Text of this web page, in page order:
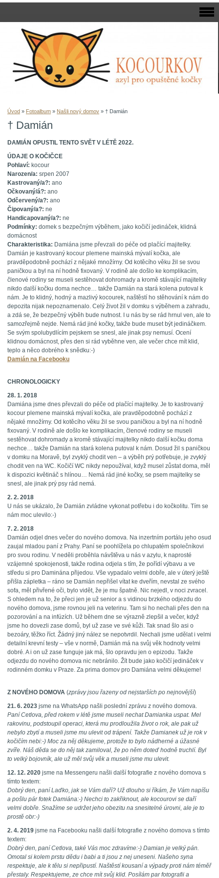
Úvod » Fotoalbum » Našli nový domov » † Damián
† Damián
DAMIÁN OPUSTIL TENTO SVĚT V LÉTĚ 2022.
ÚDAJE O KOČIČCE
Pohlaví: kocour
Narozen/a: srpen 2007
Kastrovaný/a?: ano
Očkovaný/á?: ano
Odčervený/a?: ano
Čipovaný/a?: ne
Handicapovaný/a?: ne
Podmínky: domek s bezpečným výběhem, jako kočičí jedináček, klidná
domácnost
Charakteristika: Damiána jsme převzali do péče od plačící majitelky.
Damián je kastrovaný kocour plemene mainská mývalí kočka, ale
pravděpodobně pochází z nějaké množírny. Od kotěcího věku žil se svou
paničkou a byl na ní hodně fixovaný. V rodině ale došlo ke komplikacím,
členové rodiny se museli sestěhovat dohromady a kromě stávající majitelky
nikdo další kočku doma nechce… takže Damián na stará kolena putoval k
nám. Je to klidný, hodný a mazlivý kocourek, naštěstí ho stěhování k nám do
depozita nijak nepoznamenalo. Celý život žil v domku s výběhem a zahradu,
a zdá se, že bezpečný výběh bude nutnost. I u nás by se rád hrnul ven, ale to
samozřejmě nejde. Nemá rád jiné kočky, takže bude muset být jedináčkem.
Se svým spolubydlícím pejskem se snesl, ale jinak psy nemusí. Ocení
klidnou domácnost, přes den si rád vyběhne ven, ale večer chce mít klid,
teplo a něco dobrého k snědku:-)
Damián na Facebooku
CHRONOLOGICKY
28. 1. 2018
Damiána jsme dnes převzali do péče od plačící majitelky. Je to kastrovaný
kocour plemene mainská mývalí kočka, ale pravděpodobně pochází z
nějaké množírny. Od kotěcího věku žil se svou paničkou a byl na ní hodně
fixovaný. V rodině ale došlo ke komplikacím, členové rodiny se museli
sestěhovat dohromady a kromě stávající majitelky nikdo další kočku doma
nechce… takže Damián na stará kolena putoval k nám. Dosud žil s paničkou
v domku na Moravě, byl zvyklý chodit ven – a výběh prý potřebuje, je zvyklý
chodit ven na WC. Kočičí WC nikdy nepoužíval, když musel zůstat doma, měl
k dispozici květináč s hlínou… Nemá rád jiné kočky, se psem majitelky se
snesl, ale jinak prý psy rád nemá.
2. 2. 2018
U nás se ukázalo, že Damián zvládne vykonat potřebu i do kočkolitu. Tím se
nám moc ulevilo:-)
7. 2. 2018
Damián odjel dnes večer do nového domova. Na inzertním portálu jeho osud
zaujal mladou paní z Prahy. Paní se poohlížela po chlupatém společníkovi
pro svou rodinu. V neděli proběhla návštěva u nás v azylu, k naprosté
vzájemné spokojenosti, takže rodina odjela s tím, že pořídí výbavu a ve
středu si pro Daminána přijedou. Vše vypadalo velmi dobře, ale v úterý ještě
přišla zápletka – ráno se Damián nepřišel vítat ke dveřím, nevstal ze svého
sofa, měl přivřené oči, bylo vidět, že je mu špatně. Nic nejedl, v noci zvracel.
S ohledem na to, že přeci jen je už senior a s vidinou brzkého odjezdu do
nového domova, jsme rovnou jeli na veterinu. Tam si ho nechali přes den na
pozorování a na infúzích. Už během dne se výrazně zlepšil a večer, když
jsme ho dovezli zase domů, byl už zase ve své kůži. Tak snad šlo asi o
bezoáry, těžko říct. Žádný jiný nález se nepotvrdil. Nechali jsme udělat i velmi
detailní krevní testy – vše v normě, Damián má na svůj věk hodnoty velmi
dobré. A i on už zase funguje jak má, šlo opravdu jen o epizodu. Takže
odjezdu do nového domova nic nebránilo. Žít bude jako kočičí jedináček v
rodinném domku v Praze. Za prima domov pro Damiána velmi děkujeme!
Z NOVÉHO DOMOVA (zprávy jsou řazeny od nejstarších po nejnovější)
21. 6. 2023 jsme na WhatsApp našli poslední zprávu z nového domova.
Paní Cetlova, před rokem v létě jsme museli nechat Damianka uspat. Mel
rakovinu, podstoupil operaci, která mu prodloužila život o rok, ale pak už
nebylo zbytí a museli jsme mu ulevit od trápení. Takže Damianek už je rok v
kočičím nebi:-) Moc za něj děkujeme, protože to bylo nádherné a úžasné
zvíře. Náš děda se do něj tak zamiloval, že po něm doteď hodně truchlí. Byl
to velký bojovník, ale už měl svůj věk a museli jsme mu ulevit.
12. 12. 2020 jsme na Messengeru našli další fotografie z nového domova s
tímto textem:
Dobrý den, paní Laďko, jak se Vám daří? Už dlouho si říkám, že Vám napíšu
a pošlu pár fotek Damiána:-) Nechci to zakřiknout, ale kocourovi se daří
velmi dobře. Snažíme se udržet jeho obezitu na snesitelné úrovni, ale je to
prostě obr:-)
2. 4. 2019 jsme na Facebooku našli další fotografie z nového domova s tímto
textem:
Dobrý den, paní Cetlova, také Vás moc zdravíme:-) Damian je velký pán.
Omotal si kolem prstu dědu i babi a ti jsou z nej uneseni. Našeho syna
respektuje, ale k tělu si nepřipustí. Naštěstí kousaní a výpady proti nám téměř
přestaly. Respektujeme, ze chce mít svůj klid. Posílám par fotografii a